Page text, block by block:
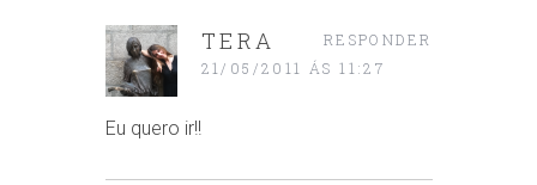
TERA
21/05/2011 ÁS 11:27
Eu quero ir!!
RESPONDER